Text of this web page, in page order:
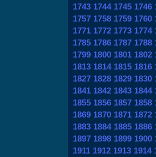
1743 1744 1745 1746
1757 1758 1759 1760
1771 1772 1773 1774
1785 1786 1787 1788
1799 1800 1801 1802
1813 1814 1815 1816
1827 1828 1829 1830
1841 1842 1843 1844
1855 1856 1857 1858
1869 1870 1871 1872
1883 1884 1885 1886
1897 1898 1899 1900
1911 1912 1913 1914